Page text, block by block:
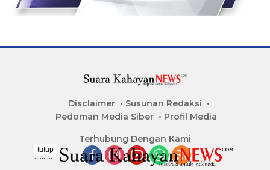
Disclaimer
Susunan Redaksi
Pedoman Media Siber
Profil Media
Terhubung Dengan Kami
tutup
..........